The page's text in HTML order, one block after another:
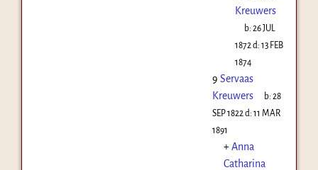
Kreuwers
b:26 JUL
1872 d: 13 FEB
1874
9 Servaas
Kreuwers
b:28
SEP 1822 d: 11 MAR
1891
+Anna
Catharina